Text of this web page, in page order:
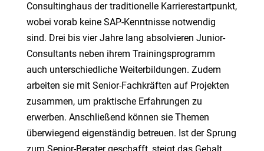
Consultinghaus der traditionelle Karrierestartpunkt,
wobei vorab keine SAP-Kenntnisse notwendig
sind. Drei bis vier Jahre lang absolvieren Junior-
Consultants neben ihrem Trainingsprogramm
auch unterschiedliche Weiterbildungen. Zudem
arbeiten sie mit Senior-Fachkräften auf Projekten
zusammen, um praktische Erfahrungen zu
erwerben. Anschließend können sie Themen
überwiegend eigenständig betreuen. Ist der Sprung